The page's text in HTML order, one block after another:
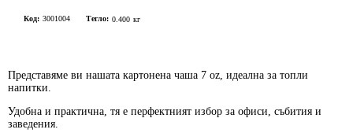
Код: 3001004 Тегло: 0.400 кг
Представяме ви нашата картонена чаша 7 oz , идеална за топли
напитки.
Удобна и практична, тя е перфектният избор за офиси, събития и
заведения.